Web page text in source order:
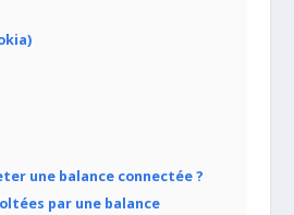
une balance connectée ?
par une balance